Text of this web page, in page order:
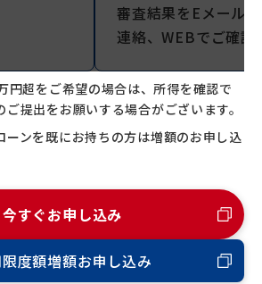
審査結果をEメール
連絡、WEBでご確認
円超をご希望の場合は、所得を確認で
ご提出をお願いする場合がございます。
ーンを既にお持ちの方は増額のお申し込
今すぐお申し込み
度額増額お申し込み